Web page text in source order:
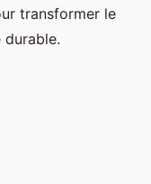
transformer le